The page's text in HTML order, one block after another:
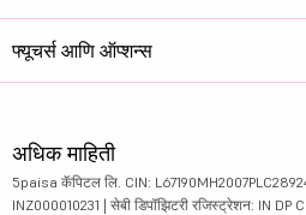
फ्यूचर्स आणि ऑप्शन्स
अधिक माहिती
5paisa कॅपिटल लि. CIN:
INZ000010231 | सेबी डिपॉझिटरी रजिस्ट्रेशन: IN DP